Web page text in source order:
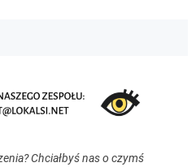
Chciałbyś nas o czymś